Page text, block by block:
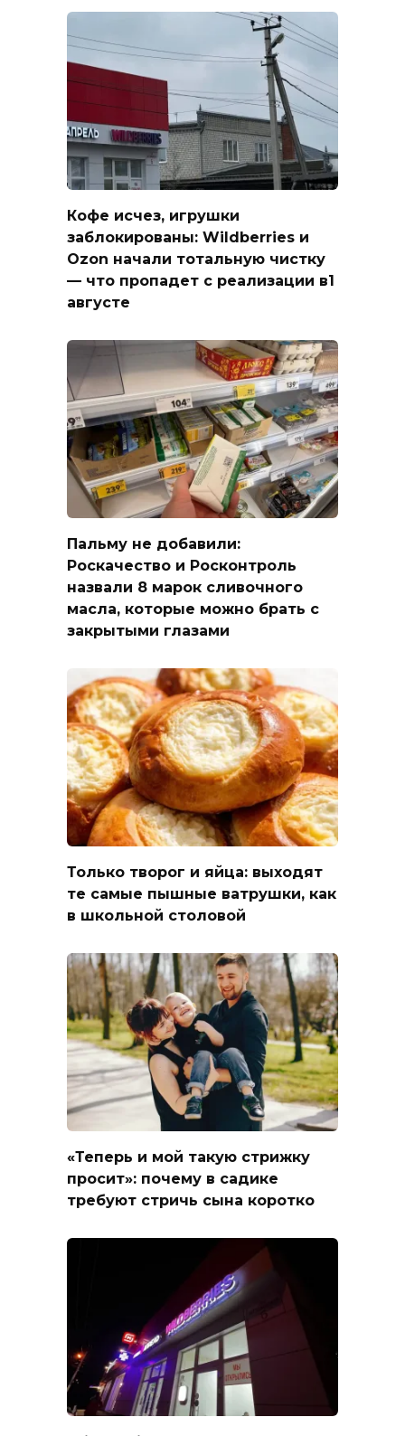
Кофе исчез, игрушки
заблокированы: Wildberries и
Ozon начали тотальную чистку
— что пропадет с реализации в1
августе
Пальму не добавили:
Роскачество и Росконтроль
назвали 8 марок сливочного
масла, которые можно брать с
закрытыми глазами
Только творог и яйца: выходят
те самые пышные ватрушки, как
в школьной столовой
«Теперь и мой такую стрижку
просит»: почему в садике
требуют стричь сына коротко